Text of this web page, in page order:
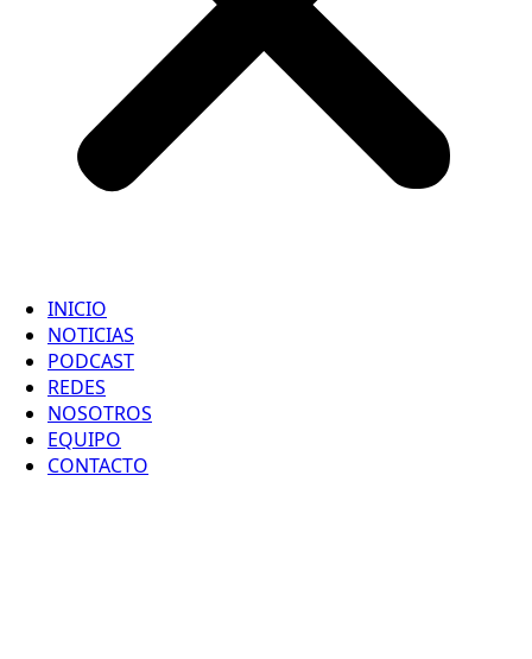
INICIO
NOTICIAS
PODCAST
REDES
NOSOTROS
EQUIPO
CONTACTO